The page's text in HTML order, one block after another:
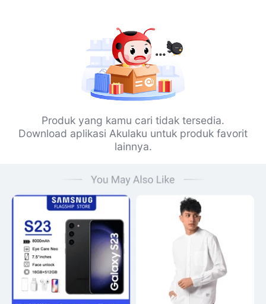
Produk yang kamu cari tidak tersedia.
Download aplikasi Akulaku untuk produk favorit
lainnya.